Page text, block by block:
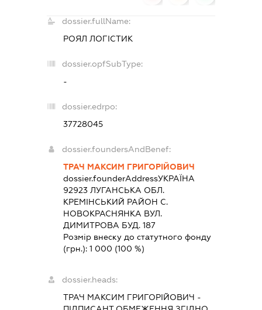
dossier.fullName:
РОЯЛ ЛОГІСТИК
dossier.opfSubType:
-
dossier.edrpo:
37728045
dossier.foundersAndBenef:
ТРАЧ МАКСИМ ГРИГОРІЙОВИЧ
dossier.founderAddressУКРАЇНА
92923 ЛУГАНСЬКА ОБЛ.
КРЕМIНСЬКИЙ РАЙОН С.
НОВОКРАСНЯНКА ВУЛ.
ДИМИТРОВА БУД. 187
Розмір внеску до статутного фонду
(грн.): 1 000 (100 %)
dossier.heads:
ТРАЧ МАКСИМ ГРИГОРІЙОВИЧ -